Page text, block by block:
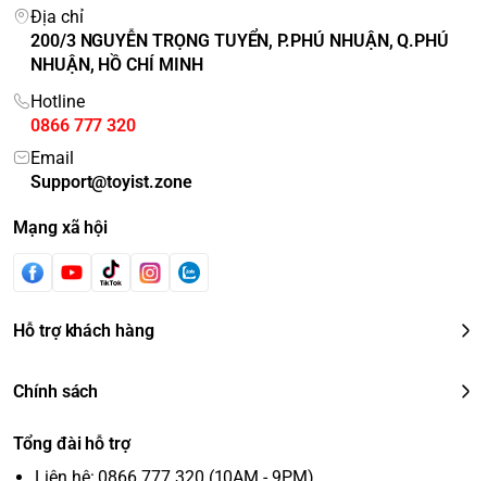
Địa chỉ
200/3 NGUYỄN TRỌNG TUYỂN, P.PHÚ NHUẬN, Q.PHÚ
NHUẬN, HỒ CHÍ MINH
Hotline
0866 777 320
Email
Support@toyist.zone
Mạng xã hội
Hỗ trợ khách hàng
Chính sách
Tổng đài hỗ trợ